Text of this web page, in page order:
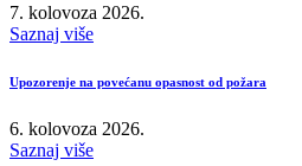
7. kolovoza 2026.
Saznaj više
Upozorenje na povećanu opasnost od požara
6. kolovoza 2026.
Saznaj više